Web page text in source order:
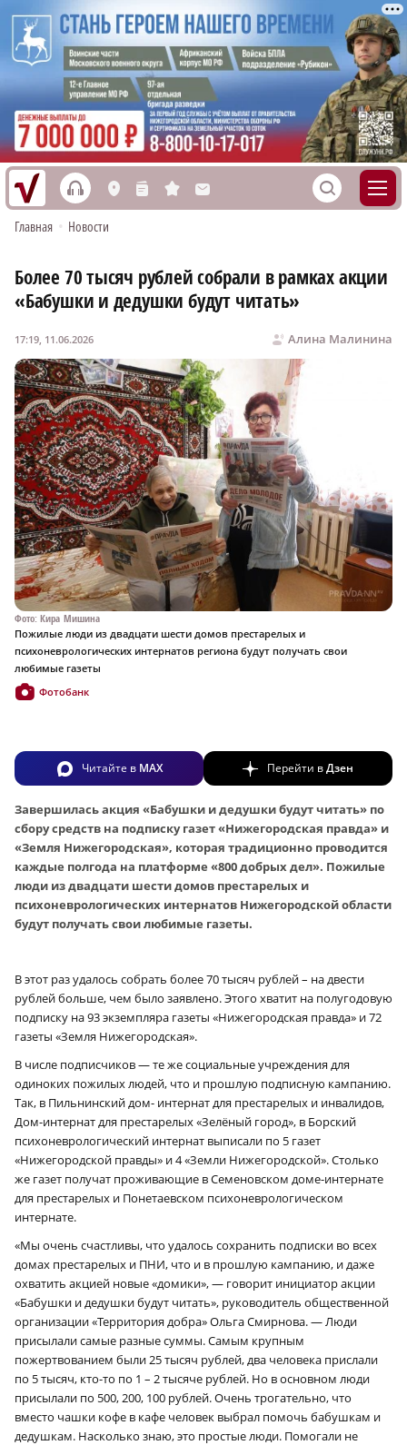
h L n s M S
Главная • Новости
Более 70 тысяч рублей собрали в рамках акции
«Бабушки и дедушки будут читать»
Алина Малинина
17:19, 11.06.2026
Фото: Кира Мишина
Пожилые люди из двадцати шести домов престарелых и
психоневрологических интернатов региона будут получать свои
любимые газеты
Фотобанк
Читайте в MAX Перейти вДзен
Завершилась акция «Бабушки и дедушки будут читать» по
сбору средств на подписку газет «Нижегородская правда» и
«Земля Нижегородская», которая традиционно проводится
каждые полгода на платформе «800 добрых дел». Пожилые
люди из двадцати шести домов престарелых и
психоневрологических интернатов Нижегородской области
будут получать свои любимые газеты.
В этот раз удалось собрать более 70 тысяч рублей – на двести
рублей больше, чем было заявлено. Этого хватит на полугодовую
подписку на 93 экземпляра газеты «Нижегородская правда» и 72
газеты «Земля Нижегородская».
В числе подписчиков — те же социальные учреждения для
одиноких пожилых людей, что и прошлую подписную кампанию.
Так, в Пильнинский дом- интернат для престарелых и инвалидов,
Дом-интернат для престарелых «Зелёный город», в Борский
психоневрологический интернат выписали по 5 газет
«Нижегородской правды» и 4 «Земли Нижегородской». Столько
же газет получат проживающие в Семеновском доме-интернате
для престарелых и Понетаевском психоневрологическом
интернате.
«Мы очень счастливы, что удалось сохранить подписки во всех
домах престарелых и ПНИ, что и в прошлую кампанию, и даже
охватить акцией новые «домики», — говорит инициатор акции
«Бабушки и дедушки будут читать», руководитель общественной
организации «Территория добра» Ольга Смирнова. — Люди
присылали самые разные суммы. Самым крупным
пожертвованием были 25 тысяч рублей, два человека прислали
по 5 тысяч, кто-то по 1 – 2 тысяче рублей. Но в основном люди
присылали по 500, 200, 100 рублей. Очень трогательно, что
вместо чашки кофе в кафе человек выбрал помочь бабушкам и
дедушкам. Насколько знаю, это простые люди. Помогали не